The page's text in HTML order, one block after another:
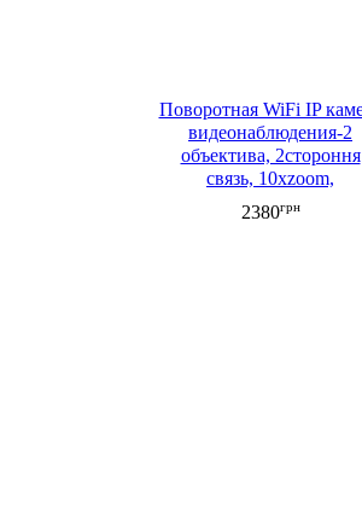
Поворотная WiFi IP
видеонаблюдения-2
объектива, 2стороння
связь, 10xzoom,
распознавание лица,
ночная съемка 1080P
2380грн